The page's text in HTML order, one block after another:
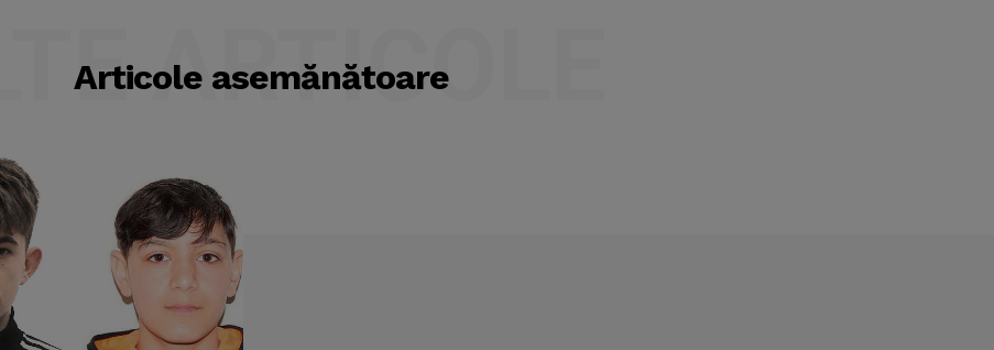
Articole asemănătoare
ARTICOLE